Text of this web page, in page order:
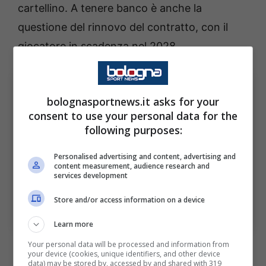
cartellino. A tenere banco è anche la
questione del rinnovo del contratto, con il
giocatore in scadenza nel 2028.
Intreccio Thuram-Castro: cosa può succedere. Bologna
Sport News (Foto di Alessandro Sabattini/Getty Images
In lista per la sua eventuale sostituzione,
bolognasportnews.it asks for your
consent to use your personal data for the
following purposes:
Personalised advertising and content, advertising and
content measurement, audience research and
services development
Store and/or access information on a device
Learn more
Your personal data will be processed and information from
your device (cookies, unique identifiers, and other device
data) may be stored by, accessed by and shared with 319